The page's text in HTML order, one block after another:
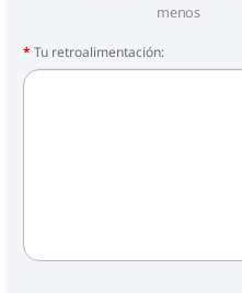
menos
Tu retroalimentación: